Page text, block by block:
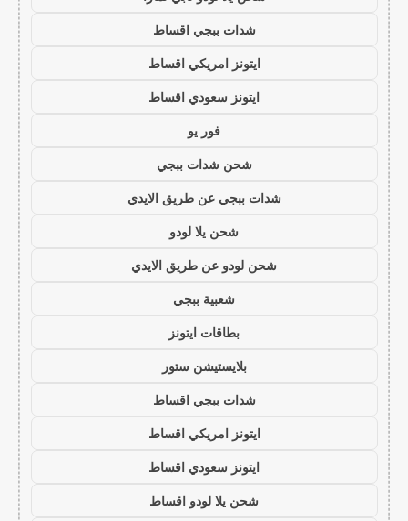
شدات ببجي اقساط
ايتونز امريكي اقساط
ايتونز سعودي اقساط
فور يو
شحن شدات ببجي
شدات ببجي عن طريق الايدي
شحن يلا لودو
شحن لودو عن طريق الايدي
شعبية ببجي
بطاقات ايتونز
بلايستيشن ستور
شدات ببجي اقساط
ايتونز امريكي اقساط
ايتونز سعودي اقساط
شحن يلا لودو اقساط